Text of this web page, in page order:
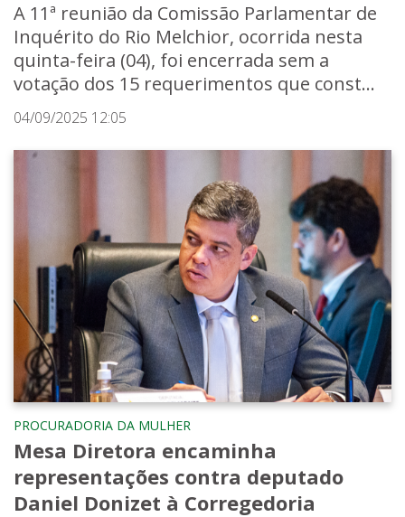
A 11ª reunião da Comissão Parlamentar de
Inquérito do Rio Melchior, ocorrida nesta
quinta-feira (04), foi encerrada sem a
votação dos 15 requerimentos que const...
04/09/2025 12:05
PROCURADORIA DA MULHER
Mesa Diretora encaminha
representações contra deputado
Daniel Donizet à Corregedoria